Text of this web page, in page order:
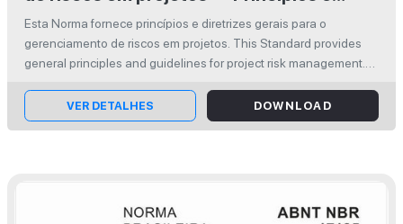
diretrizes gerais
Esta Norma fornece princípios e diretrizes gerais para o
gerenciamento de riscos em projetos. This Standard provides
general principles and guidelines for project risk management.
VER DETALHES DOWNLOAD